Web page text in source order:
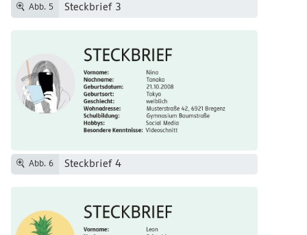
Abb. 5 Steckbrief 3
Abb. 6 Steckbrief 4